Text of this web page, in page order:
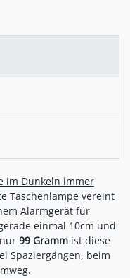
im Dunkeln immer
Taschenlampe vereint
Alarmgerät für
einmal 10cm und
99 Gramm ist diese
Spaziergängen, beim